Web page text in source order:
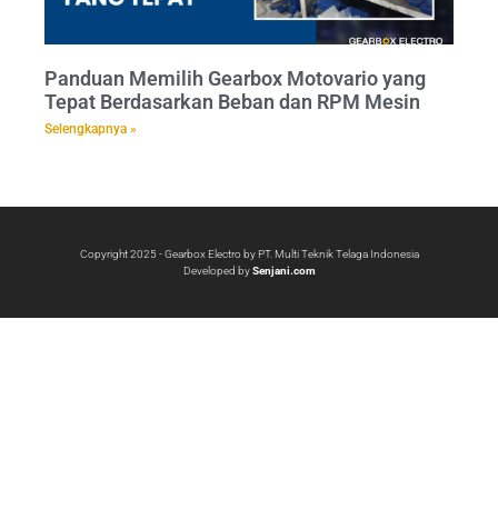
Panduan Memilih Gearbox Motovario yang
Tepat Berdasarkan Beban dan RPM Mesin
Selengkapnya »
Copyright 2025 - Gearbox Electro by PT. Multi Teknik Telaga Indonesia
Developed bySenjani.com